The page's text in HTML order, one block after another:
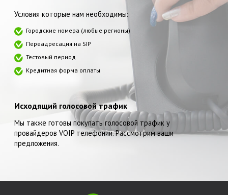
Условия которые нам необходимы:
Городские номера (любые регионы)
Переадресация на SIP
Тестовый период
Кредитная форма оплаты
Исходящий голосовой трафик
Мы также готовы покупать голосовой трафик у
провайдеров VOIP телефонии. Рассмотрим ваши
предложения.